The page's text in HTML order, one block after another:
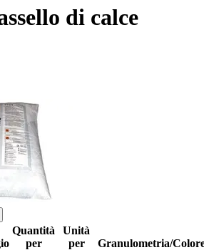
di calce
Quantità
per
Unità
per
Granulometria/